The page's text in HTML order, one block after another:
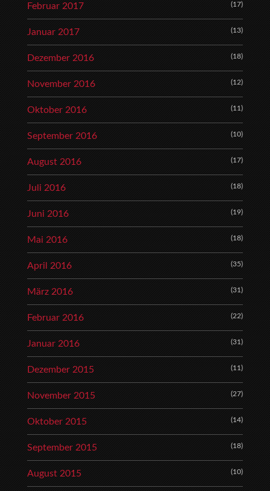
Februar 2017 (17)
Januar 2017 (13)
Dezember 2016 (18)
November 2016 (12)
Oktober 2016 (11)
September 2016 (10)
August 2016 (17)
Juli 2016 (18)
Juni 2016 (19)
Mai 2016 (18)
April 2016 (35)
März 2016 (31)
Februar 2016 (22)
Januar 2016 (31)
Dezember 2015 (11)
November 2015 (27)
Oktober 2015 (14)
September 2015 (18)
August 2015 (10)